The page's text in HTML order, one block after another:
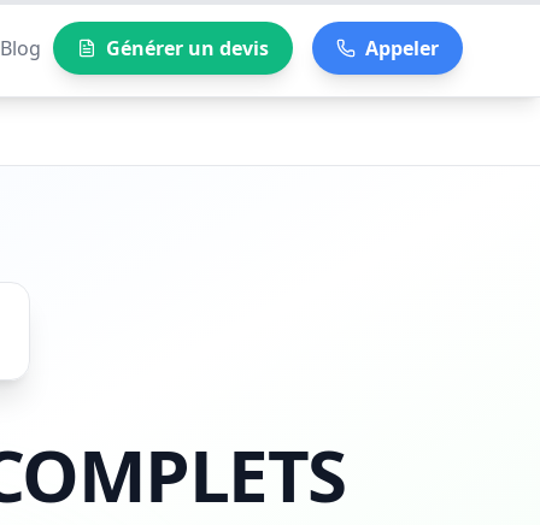
Blog Générer un devis Appeler